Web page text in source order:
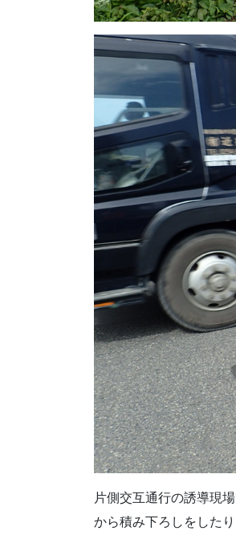
片側交互通行の誘導現
から積み下ろしをした